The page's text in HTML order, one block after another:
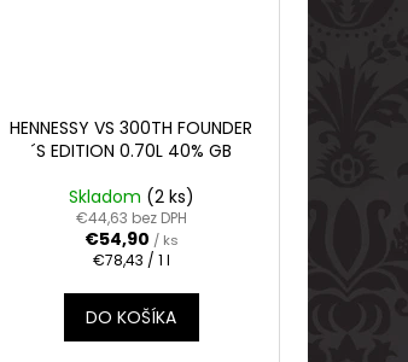
HENNESSY VS 300TH FOUNDER
´S EDITION 0.70L 40% GB
Skladom (2 ks)
€44,63 bez DPH
€54,90 / ks
Jednotková
€78,43 / 1 l
DO KOŠÍKA